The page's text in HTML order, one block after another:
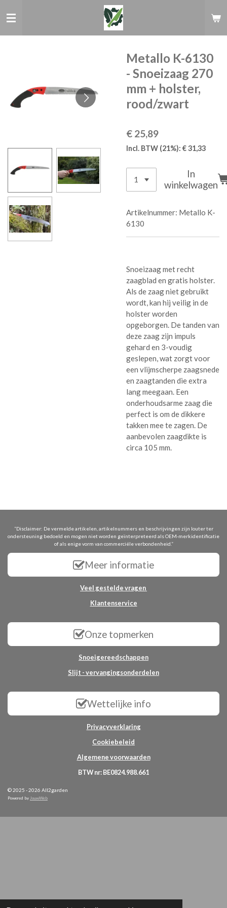
direct
Metallo K-6130
- Snoeizaag 270
mm + holster,
rood/zwart
€ 25,89
Incl. BTW (21%): € 31,33
In
winkelwagen
Artikelnummer: Metallo K-
6130
Snoeizaag met recht
zaagblad en gratis holster.
Als de zaag niet gebruikt
wordt, kan hij veilig in de
holster worden
opgeborgen. De tanden van
deze zaag zijn impuls
gehard en 3-voudig
geslepen, wat zorgt voor
een vlijmscherpe zaagsnede
en zaagtanden die extra
lang meegaan. Een
onderhoudsarme zaag die
perfect is om de dikkere
takken mee te zagen. De
aanbevolen zaagdikte is
circa 105 mm.
“Disclaimer: De vermelde artikelen, artikelnummers en beschrijvingen zijn louter ter
ondersteuning bedoeld en mogen niet worden geïnterpreteerd als OEM-merkidentificatie
of als enige vorm van commerciële verbondenheid.”
Meer informatie
Veel gestelde vragen
Klantenservice
Onze topmerken
Snoeigereedschappen
Slijt - vervangingsonderdelen
Wettelijke info
Privacyverklaring
Cookiebeleid
Algemene voorwaarden
BTW nr: BE0824.988.661
© 2025 - 2026 All2garden
Powered by JouwWeb